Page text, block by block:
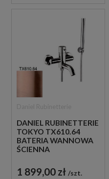
DANIEL RUBINETTERIE
TOKYO TX610.64
BATERIA WANNOWA
ŚCIENNA
MIEDZIANA
1 899,00 zł szt.